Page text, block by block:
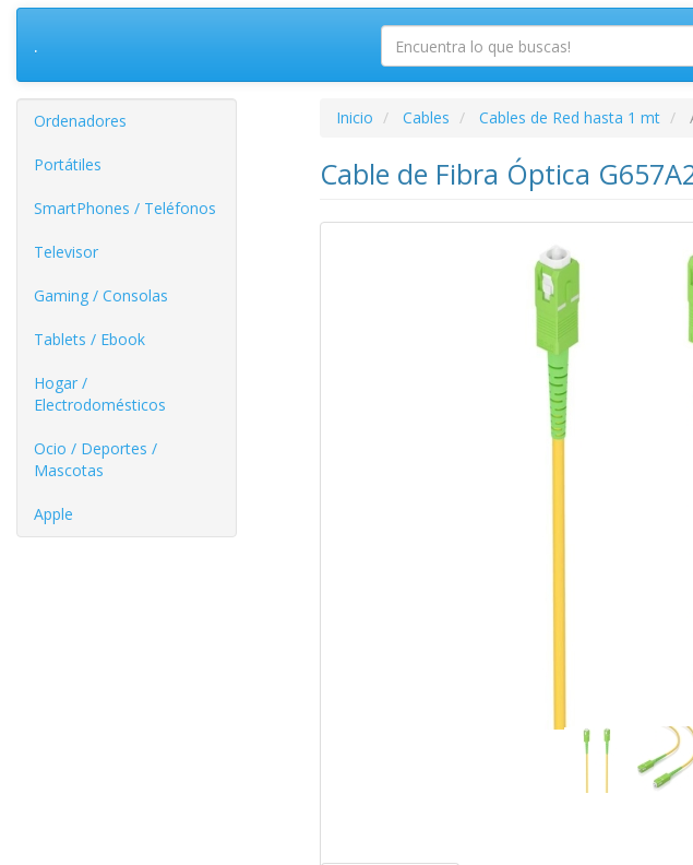
.
Ordenadores
Portátiles
SmartPhones / Teléfonos
Televisor
Gaming / Consolas
Tablets / Ebook
Hogar /
Electrodomésticos
Ocio / Deportes /
Mascotas
Apple
Inicio Cables Cables de Red hasta 1 mt
Cable de Fibra Óptica